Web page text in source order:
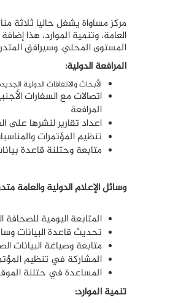
مركز مساواة يشغل حاليا ثلاثة
العامة، وتنمية الموارد، هذا
المستوى المحلي. وسيرافق
المرافعة الدولية:
الأبحاث والاتفاقات الدولية
اتصالات مع السفارات
المرافعة
اعداد تقارير لنشرها على
تنظيم المؤتمرات
متابعة وحتلنة قاعدة
وسائل الإعلام الدولية والعامة
المتابعة اليومية
تحديث قاعدة البيانات
متابعة وصياغة البيانات
المشاركة في تنظيم
المساعدة في حتلنة
تنمية الموارد: